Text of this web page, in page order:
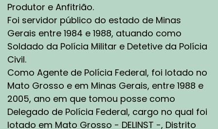
Produtor e Anfitrião.
Foi servidor público do estado de Minas
Gerais entre 1984 e 1988, atuando como
Soldado da Polícia Militar e Detetive da Polícia
Civil.
Como Agente de Polícia Federal, foi lotado no
Mato Grosso e em Minas Gerais, entre 1988 e
2005, ano em que tomou posse como
Delegado de Polícia Federal, cargo no qual foi
lotado em Mato Grosso - DELINST -, Distrito